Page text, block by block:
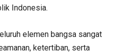
Indonesia.
elemen bangsa sangat
ketertiban, serta